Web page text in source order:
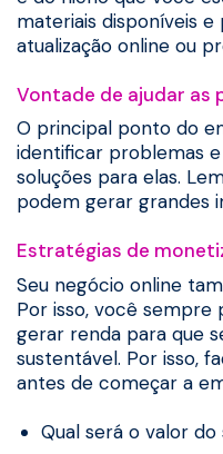
materiais disponíveis
atualização online ou
Vontade de ajudar as
O principal ponto do
identificar problemas
soluções para elas.
podem gerar grandes
Estratégias de
Seu negócio online
Por isso, você sempre
gerar renda para que
sustentável. Por isso,
antes de começar a
Qual será o valor do